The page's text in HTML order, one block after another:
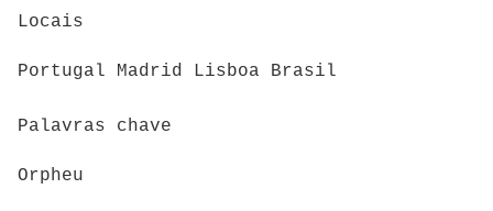
Locais
Portugal Madrid Lisboa Brasil
Palavras chave
Orpheu